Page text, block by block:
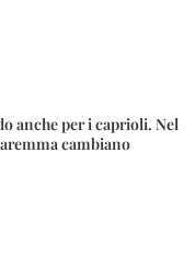
anche per i caprioli. Nel
cambiano